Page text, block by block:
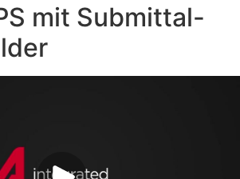
mit Submittal-